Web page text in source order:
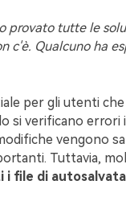
provato tutte le
c'è. Qualcuno ha
per gli utenti
si verificano errori
vengono
Tuttavia,
i file di